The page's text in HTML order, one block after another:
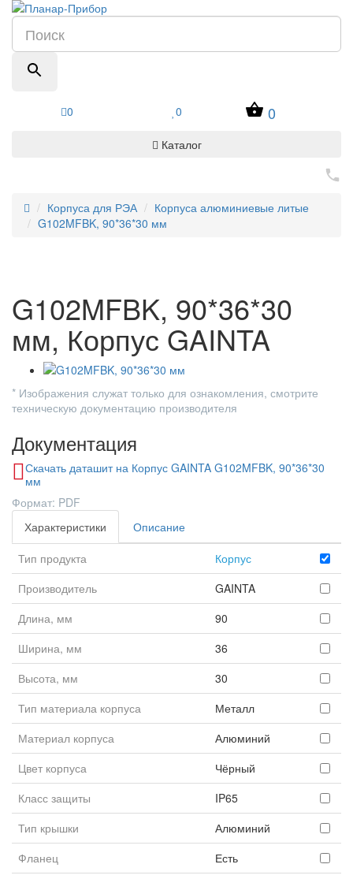
0 0 0
Каталог
Корпуса для РЭА
Корпуса алюминиевые литые
G102MFBK, 90*36*30 мм
G102MFBK, 90*36*30
мм, Корпус GAINTA
* Изображения служат только для ознакомления, смотрите
техническую документацию производителя
Документация
Скачать даташит на Корпус GAINTA G102MFBK, 90*36*30
мм
Формат: PDF
Характеристики
Описание
Тип продукта
Корпус
Производитель
GAINTA
Длина, мм
90
Ширина, мм
36
Высота, мм
30
Тип материала корпуса
Металл
Материал корпуса
Алюминий
Цвет корпуса
Чёрный
Класс защиты
IP65
Тип крышки
Алюминий
Фланец
Есть